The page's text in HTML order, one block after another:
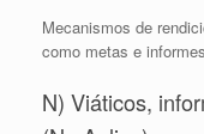
Mecanismos de
como metas e
N) Viáticos,